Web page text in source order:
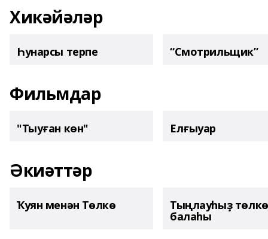
Хикәйәләр
Һунарсы терпе “Смотрильщик”
Фильмдар
"Тыуған көн" Елғыуар
Әкиәттәр
Ҡуян менән Төлкө Тыңлауһыҙ төлкө
балаһы